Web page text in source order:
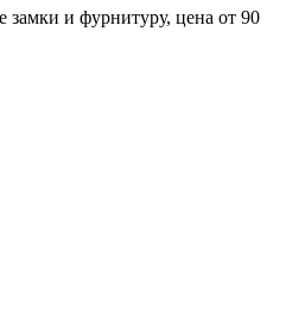
и фурнитуру, цена от 90